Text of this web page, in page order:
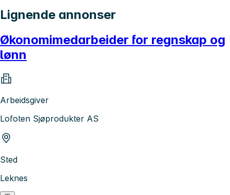
Lignende annonser
Økonomimedarbeider for regnskap og
lønn
Arbeidsgiver
Lofoten Sjøprodukter AS
Sted
Leknes